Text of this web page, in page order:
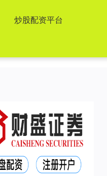
炒股配资平台